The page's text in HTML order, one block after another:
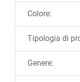
Colore:
Tipologia di
Genere: